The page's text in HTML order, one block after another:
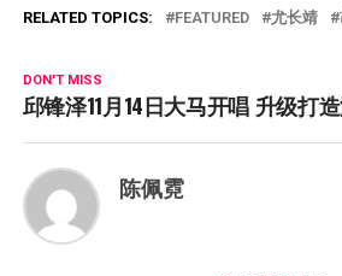
RELATED TOPICS: FEATURED 尤长靖
DON'T MISS
邱锋泽11月14日大马开唱 升级打
陈佩霓